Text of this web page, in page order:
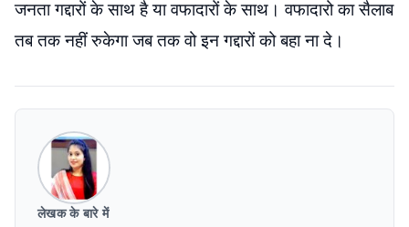
जनता गद्दारों के साथ है या वफादारों के साथ। वफादारो का सैलाब
तब तक नहीं रुकेगा जब तक वो इन गद्दारों को बहा ना दे।
लेखक के बारे में